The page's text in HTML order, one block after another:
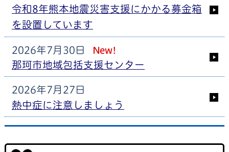
令和8年熊本地震災害支援にかかる募金箱
を設置しています
2026年7月30日 New!
那珂市地域包括支援センター
2026年7月27日
熱中症に注意しましょう
2026年7月8日
かかりつけ薬剤師を持ちましょう